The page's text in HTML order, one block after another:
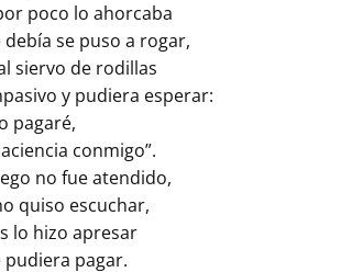
poco lo ahorcaba
debía se puso a rogar,
siervo de rodillas
y pudiera esperar:
pagaré,
conmigo”.
no fue atendido,
quiso escuchar,
lo hizo apresar
pudiera pagar.